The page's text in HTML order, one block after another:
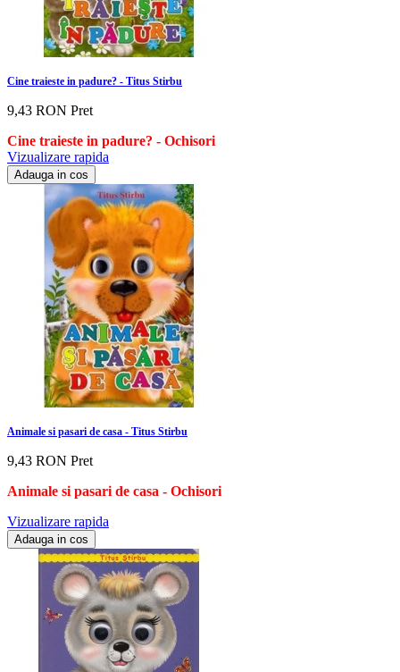
Cine traieste in padure? - Titus Stirbu
9,43 RON Pret
Cine traieste in padure? - Ochisori
Vizualizare rapida
Adauga in cos
Animale si pasari de casa - Titus Stirbu
9,43 RON Pret
Animale si pasari de casa - Ochisori
Vizualizare rapida
Adauga in cos